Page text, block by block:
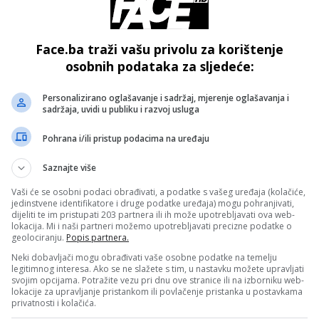
s manjim iznosima kako biste naučili bez prevelikog
platformu koja ima dobre recenzije i transparentne
finansijskih institucija.
zbog kratkoročnih padova, fokusirajte se na
na duže staze gotovo uvijek donose dobit.
Face.ba traži vašu privolu za korištenje
osobnih podataka za sljedeće:
Personalizirano oglašavanje i sadržaj, mjerenje oglašavanja i
sadržaja, uvidi u publiku i razvoj usluga
Pohrana i/ili pristup podacima na uređaju
Saznajte više
Vaši će se osobni podaci obrađivati, a podatke s vašeg uređaja (kolačiće,
jedinstvene identifikatore i druge podatke uređaja) mogu pohranjivati,
dijeliti te im pristupati 203 partnera ili ih može upotrebljavati ova web-
lokacija. Mi i naši partneri možemo upotrebljavati precizne podatke o
geolociranju. Popis partnera.
Neki dobavljači mogu obrađivati vaše osobne podatke na temelju
legitimnog interesa. Ako se ne slažete s tim, u nastavku možete upravljati
svojim opcijama. Potražite vezu pri dnu ove stranice ili na izborniku web-
lokacije za upravljanje pristankom ili povlačenje pristanka u postavkama
privatnosti i kolačića.